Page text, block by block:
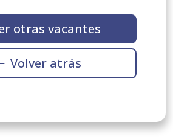
otras vacantes
Volver atrás